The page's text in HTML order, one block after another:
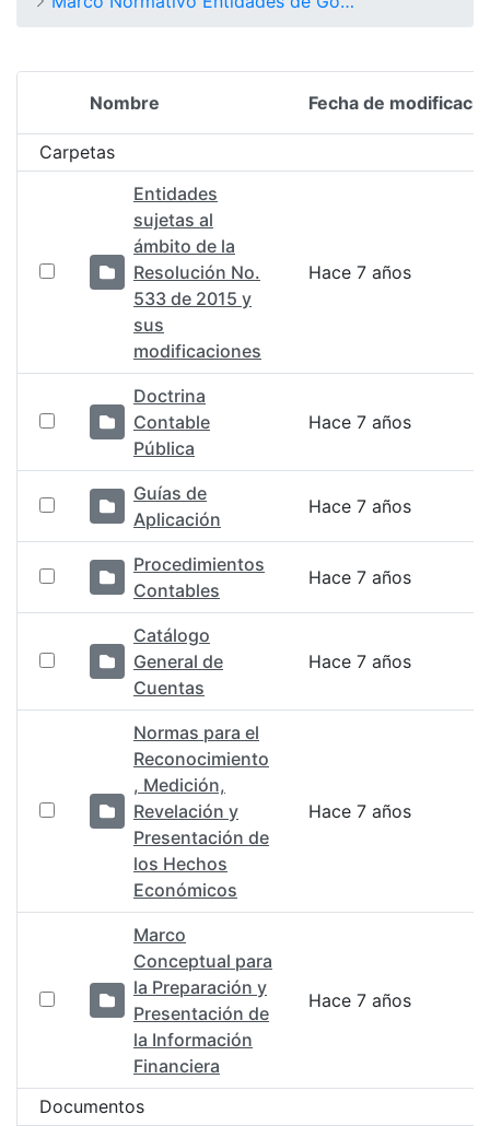
Selección del elemento
Nombre Fecha de
Carpetas
Entidades
sujetas al
ámbito de la
Resolución No.
533 de 2015 y
sus
modificaciones
Hace 7 años
Doctrina
Contable
Pública
Hace 7 años
Guías de
Aplicación
Hace 7 años
Procedimientos
Contables
Hace 7 años
Catálogo
General de
Cuentas
Hace 7 años
Normas para el
Reconocimiento
, Medición,
Revelación y
Presentación de
los Hechos
Económicos
Hace 7 años
Marco
Conceptual para
la Preparación y
Presentación de
la Información
Financiera
Hace 7 años
Documentos